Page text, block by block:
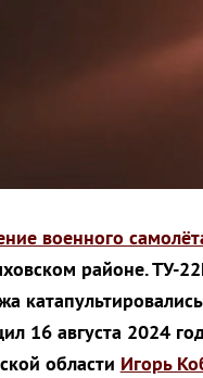
военного
районе. ТУ-
16 августа 2024
области Игорь